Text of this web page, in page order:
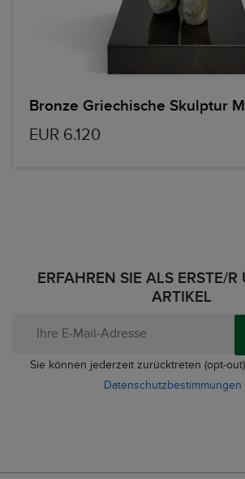
Bronze Griechische Skulptur
EUR 6.120
ERFAHREN SIE ALS ERSTE/R
ARTIKEL
Sie können jederzeit zurücktreten (opt-
Datenschutzbestimmungen